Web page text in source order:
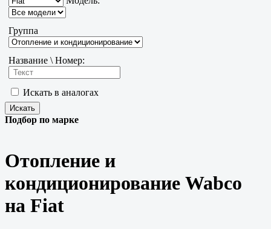
Группа
Название \ Номер:
Искать в аналогах
Подбор по марке
Отопление и
кондиционирование Wabco
на Fiat